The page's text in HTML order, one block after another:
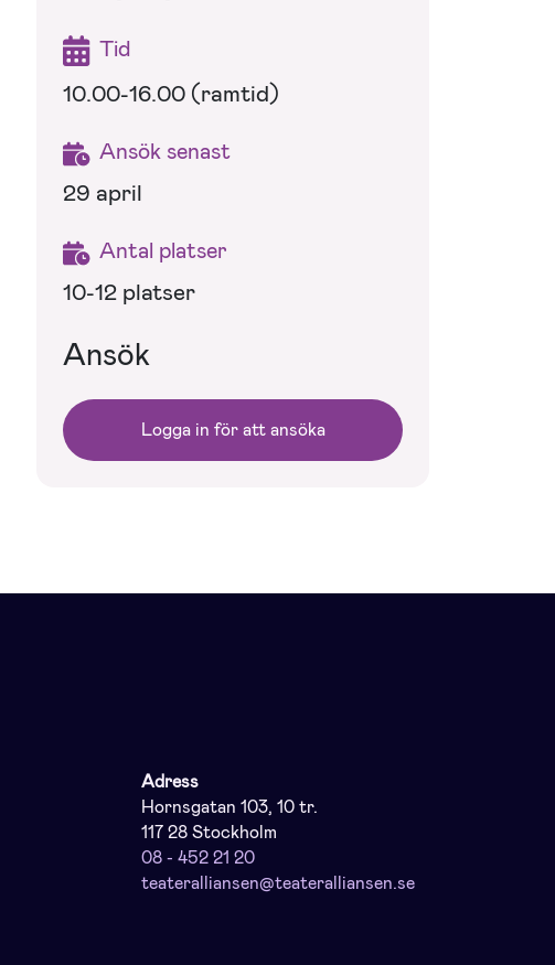
Tid
10.00-16.00 (ramtid)
Ansök senast
29 april
Antal platser
10-12 platser
Ansök
Logga in för att ansöka
Adress
Hornsgatan 103, 10 tr.
117 28 Stockholm
08 - 452 21 20
teateralliansen@teateralliansen.se